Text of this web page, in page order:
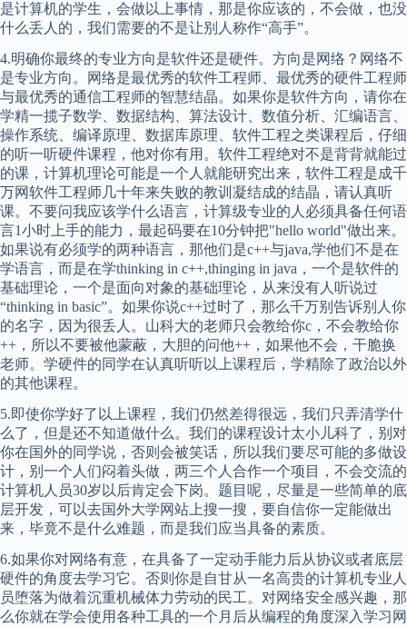
是计算机的学生，会做以上事情，那是你应该的，不会做，也没
什么丢人的，我们需要的不是让别人称作“高手”。
4.明确你最终的专业方向是软件还是硬件。方向是网络？网络不
是专业方向。网络是最优秀的软件工程师、最优秀的硬件工程师
与最优秀的通信工程师的智慧结晶。如果你是软件方向，请你在
学精一揽子数学、数据结构、算法设计、数值分析、汇编语言、
操作系统、编译原理、数据库原理、软件工程之类课程后，仔细
的听一听硬件课程，他对你有用。软件工程绝对不是背背就能过
的课，计算机理论可能是一个人就能研究出来，软件工程是成千
万网软件工程师几十年来失败的教训凝结成的结晶，请认真听
课。不要问我应该学什么语言，计算级专业的人必须具备任何语
言1小时上手的能力，最起码要在10分钟把"hello world"做出来。
如果说有必须学的两种语言，那他们是c++与java,学他们不是在
学语言，而是在学thinking in c++,thinging in java，一个是软件的
基础理论，一个是面向对象的基础理论，从来没有人听说过
“thinking in basic”。如果你说c++过时了，那么千万别告诉别人你
的名字，因为很丢人。山科大的老师只会教给你c，不会教给你
++，所以不要被他蒙蔽，大胆的问他++，如果他不会，干脆换
老师。学硬件的同学在认真听听以上课程后，学精除了政治以外
的其他课程。
5.即使你学好了以上课程，我们仍然差得很远，我们只弄清学什
么了，但是还不知道做什么。我们的课程设计太小儿科了，别对
你在国外的同学说，否则会被笑话，所以我们要尽可能的多做设
计，别一个人们闷着头做，两三个人合作一个项目，不会交流的
计算机人员30岁以后肯定会下岗。题目呢，尽量是一些简单的底
层开发，可以去国外大学网站上搜一搜，要自信你一定能做出
来，毕竟不是什么难题，而是我们应当具备的素质。
6.如果你对网络有意，在具备了一定动手能力后从协议或者底层
硬件的角度去学习它。否则你是自甘从一名高贵的计算机专业人
员堕落为做着沉重机械体力劳动的民工。对网络安全感兴趣，那
么你就在学会使用各种工具的一个月后从编程的角度深入学习网